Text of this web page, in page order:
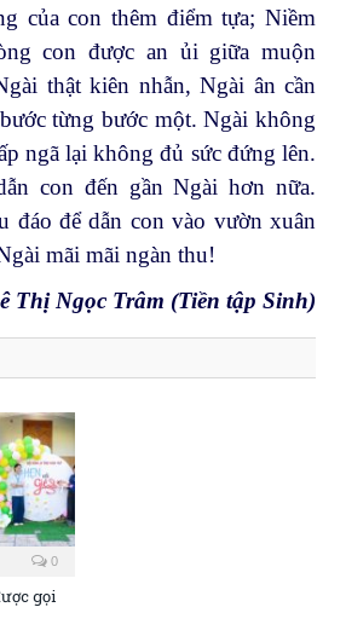
của con thêm điểm tựa; Niềm
con được an ủi giữa muộn
thật kiên nhẫn, Ngài ân cần
từng bước một. Ngài không
ngã lại không đủ sức đứng lên.
con đến gần Ngài hơn nữa.
đáo để dẫn con vào vườn xuân
mãi mãi ngàn thu!
Thị Ngọc Trâm (Tiền tập Sinh)
0
gọi